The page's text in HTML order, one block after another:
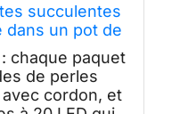
succulentes
dans un pot de
cm - Plantes
au mur pour
intérieur et
chaque paquet
de perles
cordon, et